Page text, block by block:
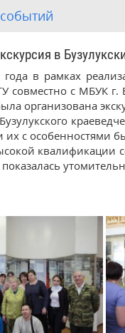
в
в рамках
совместно с МБУК г.
организована
их с особенностями
квалификации
показалась